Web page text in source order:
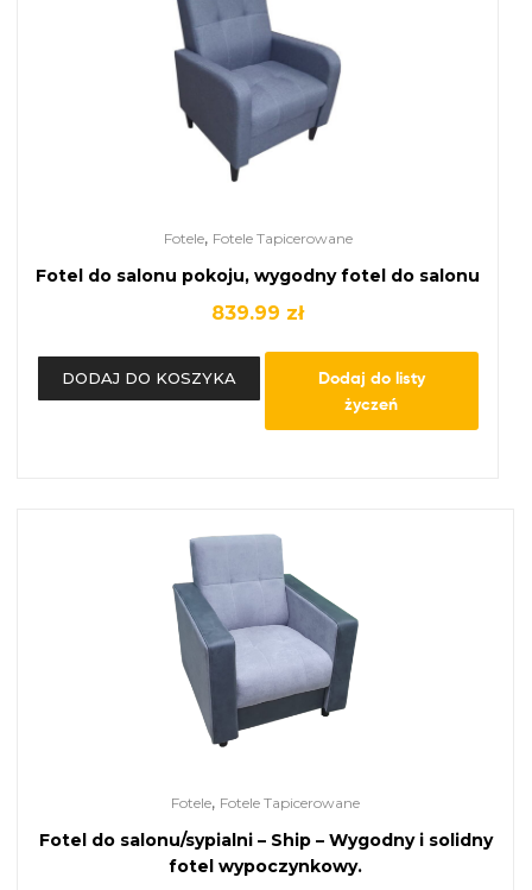
Fotele, Fotele Tapicerowane
Fotel do salonu pokoju, wygodny fotel do salonu
839.99 zł
DODAJ DO KOSZYKA
Dodaj do listy
życzeń
Fotele, Fotele Tapicerowane
Fotel do salonu/sypialni – Ship – Wygodny i solidny
fotel wypoczynkowy.